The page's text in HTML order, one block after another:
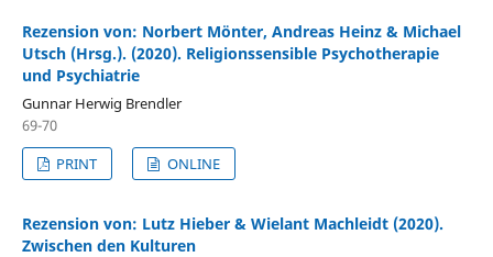
Rezension von: Norbert Mönter, Andreas Heinz & Michael
Utsch (Hrsg.). (2020). Religionssensible Psychotherapie
und Psychiatrie
Gunnar Herwig Brendler
69-70
PRINT
ONLINE
Rezension von: Lutz Hieber & Wielant Machleidt (2020).
Zwischen den Kulturen